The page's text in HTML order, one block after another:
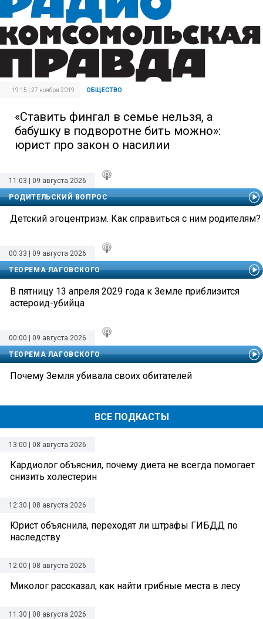
19:15 | 27 ноября 2019 ОБЩЕСТВО
«Ставить фингал в семье нельзя, а
бабушку в подворотне бить можно»:
юрист про закон о насилии
ВСЕ ПОДКАСТЫ
11:03 | 09 августа 2026
РОДИТЕЛЬСКИЙ ВОПРОС
Детский эгоцентризм. Как справиться с ним родителям?
00:33 | 09 августа 2026
ТЕОРЕМА ЛАГОВСКОГО
В пятницу 13 апреля 2029 года к Земле приблизится
астероид-убийца
00:00 | 09 августа 2026
ТЕОРЕМА ЛАГОВСКОГО
Почему Земля убивала своих обитателей
13:00 | 08 августа 2026
Кардиолог объяснил, почему диета не всегда помогает
снизить холестерин
12:30 | 08 августа 2026
Юрист объяснила, переходят ли штрафы ГИБДД по
наследству
12:00 | 08 августа 2026
Миколог рассказал, как найти грибные места в лесу
11:30 | 08 августа 2026